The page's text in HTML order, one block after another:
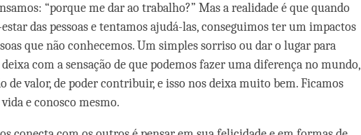
“porque me dar ao trabalho?” Mas a realidade é que quando
das pessoas e tentamos ajudá-las, conseguimos ter um impactos
que não conhecemos. Um simples sorriso ou dar o lugar para
com a sensação de que podemos fazer uma diferença no mundo,
de valor, de poder contribuir, e isso nos deixa muito bem. Ficamos
e conosco mesmo.